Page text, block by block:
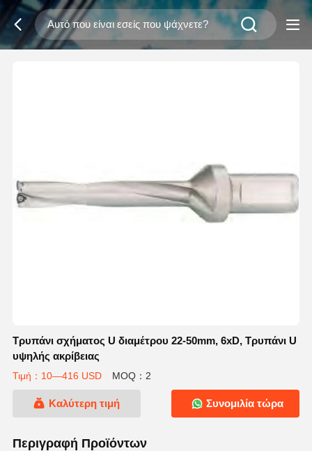
Τρυπάνι σχήματος U διαμέτρου 22-50mm, 6xD, Τρυπάνι U
υψηλής ακρίβειας
Τιμή：10—416 USD MOQ：2
Καλύτερη τιμή Συνομιλία τώρα
Περιγραφή Προϊόντων